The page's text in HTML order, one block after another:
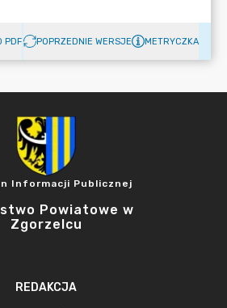
PDF POPRZEDNIE WERSJE METRYCZKA
Informacji Publicznej
Powiatowe w
Zgorzelcu
REDAKCJA